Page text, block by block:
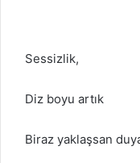
Sessizlik,
Diz boyu artık
Biraz yaklaşsan